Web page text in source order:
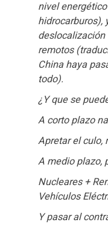
nivel
hidrocarburos),
deslocalización
remotos
China haya
todo).
¿Y que se
A corto plazo
Apretar el culo,
A medio plazo,
Nucleares +
Vehículos
Y pasar al